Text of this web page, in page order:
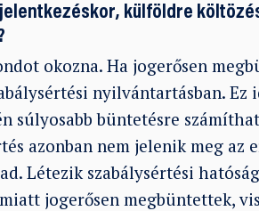
külföldre
okozna. Ha jogerősen
nyilvántartásban. Ez
súlyosabb büntetésre
azonban nem jelenik meg az
Létezik szabálysértési
jogerősen megbüntettek,